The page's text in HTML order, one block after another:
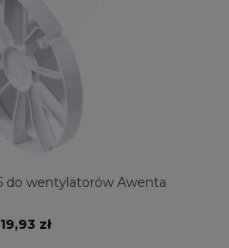
do wentylatorów Awenta
19,93 zł